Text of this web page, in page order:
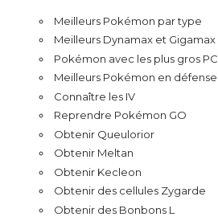
Meilleurs Pokémon par type
Meilleurs Dynamax et Gigamax
Pokémon avec les plus gros PC
Meilleurs Pokémon en défense
Connaître les IV
Reprendre Pokémon GO
Obtenir Queulorior
Obtenir Meltan
Obtenir Kecleon
Obtenir des cellules Zygarde
Obtenir des Bonbons L